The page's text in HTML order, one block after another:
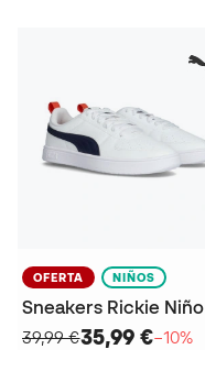
OFERTA NIÑOS
Sneakers Rickie Niño
39,99 €35,99 €−10%